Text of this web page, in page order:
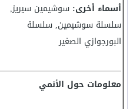
أسماء أخرى: سوشيمين سيريز,
سلسلة سوشيمين, سلسلة
البورجوازي الصغير
معلومات حول الأنمي